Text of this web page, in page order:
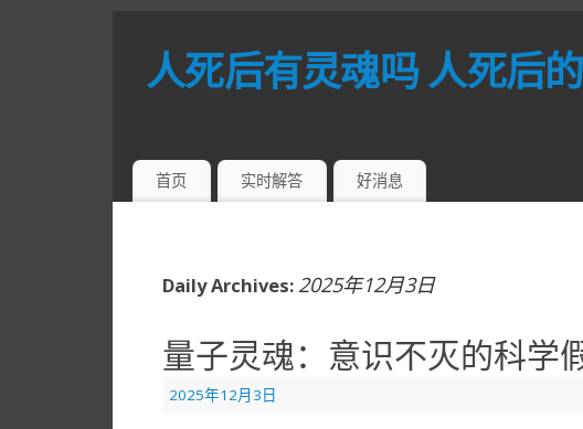
人死后有灵魂吗 人死后
首页 实时解答 好消息
Daily Archives: 2025年12月3日
量子灵魂：意识不灭的科学
2025年12月3日